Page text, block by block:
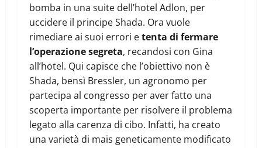
bomba in una suite dell’hotel Adlon, per
uccidere il principe Shada. Ora vuole
rimediare ai suoi errori etenta di fermare
l’operazione segreta, recandosi con Gina
all’hotel. Qui capisce che l’obiettivo non è
Shada, bensì Bressler, un agronomo per
partecipa al congresso per aver fatto una
scoperta importante per risolvere il problema
legato alla carenza di cibo. Infatti, ha creato
una varietà di mais geneticamente modificato